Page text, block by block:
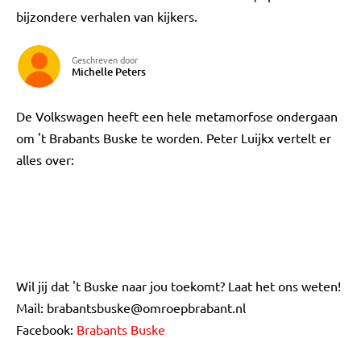
bijzondere verhalen van kijkers.
Geschreven door
Michelle Peters
De Volkswagen heeft een hele metamorfose ondergaan
om 't Brabants Buske te worden. Peter Luijkx vertelt er
alles over:
Wil jij dat 't Buske naar jou toekomt? Laat het ons weten!
Mail: brabantsbuske@omroepbrabant.nl
Facebook: Brabants Buske